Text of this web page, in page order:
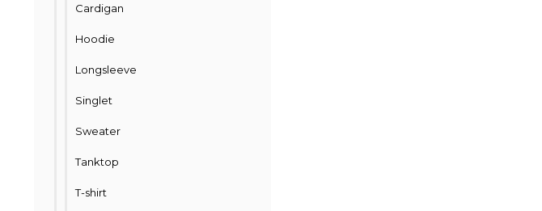
Cardigan
Hoodie
Longsleeve
Singlet
Sweater
Tanktop
T-shirt